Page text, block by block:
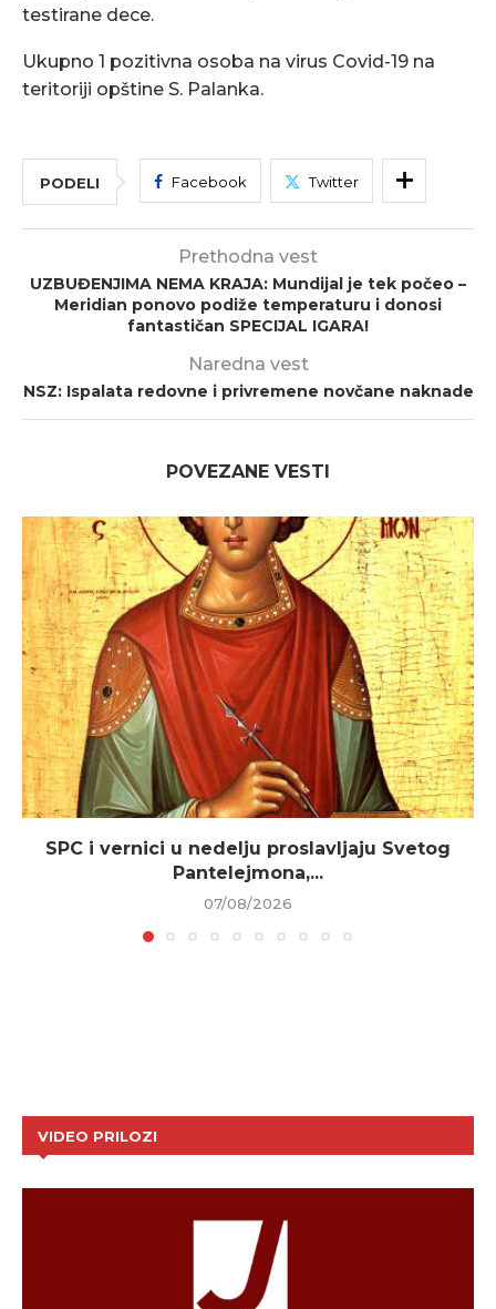
testirane dece.
Ukupno 1 pozitivna osoba na virus Covid-19 na
teritoriji opštine S. Palanka.
PODELI Facebook Twitter
Prethodna vest
UZBUĐENJIMA NEMA KRAJA: Mundijal je tek počeo –
Meridian ponovo podiže temperaturu i donosi
fantastičan SPECIJAL IGARA!
Naredna vest
NSZ: Ispalata redovne i privremene novčane naknade
POVEZANE VESTI
SPC i vernici u nedelju proslavljaju Svetog
Pantelejmona,...
07/08/2026
VIDEO PRILOZI